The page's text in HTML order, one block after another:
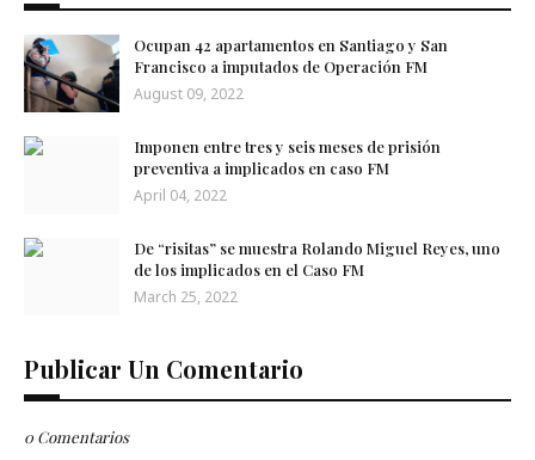
Ocupan 42 apartamentos en Santiago y San
Francisco a imputados de Operación FM
August 09, 2022
Imponen entre tres y seis meses de prisión
preventiva a implicados en caso FM
April 04, 2022
De “risitas” se muestra Rolando Miguel Reyes, uno
de los implicados en el Caso FM
March 25, 2022
Publicar Un Comentario
0 Comentarios